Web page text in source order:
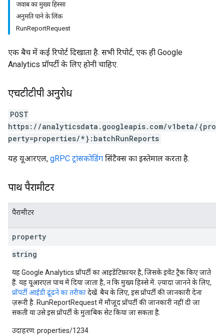
जवाब का मुख्य हिस्सा
अनुमति पाने के लिंक
RunReportRequest
एक बैच में कई रिपोर्ट दिखाता है. सभी रिपोर्ट, एक ही Google
Analytics प्रॉपर्टी के लिए होनी चाहिए.
एचटीटीपी अनुरोध
POST
https://analyticsdata.googleapis.com/v1beta/{pro
perty=properties/*}:batchRunReports
यह यूआरएल, gRPC ट्रांसकोडिंग सिंटैक्स का इस्तेमाल करता है.
पाथ पैरामीटर
पैरामीटर
property
string
यह Google Analytics प्रॉपर्टी का आइडेंटिफ़ायर है, जिसके इवेंट ट्रैक किए जाते
हैं. यह यूआरएल पाथ में दिया जाता है, न कि मुख्य हिस्से में. ज़्यादा जानने के लिए,
प्रॉपर्टी आईडी ढूंढने का तरीकादेखें. बैच के लिए, इस प्रॉपर्टी की जानकारी देना
ज़रूरी है. RunReportRequest में मौजूद प्रॉपर्टी की जानकारी नहीं दी जा
सकती या उसे इस प्रॉपर्टी के मुताबिक सेट किया जा सकता है.
उदाहरण: properties/1234